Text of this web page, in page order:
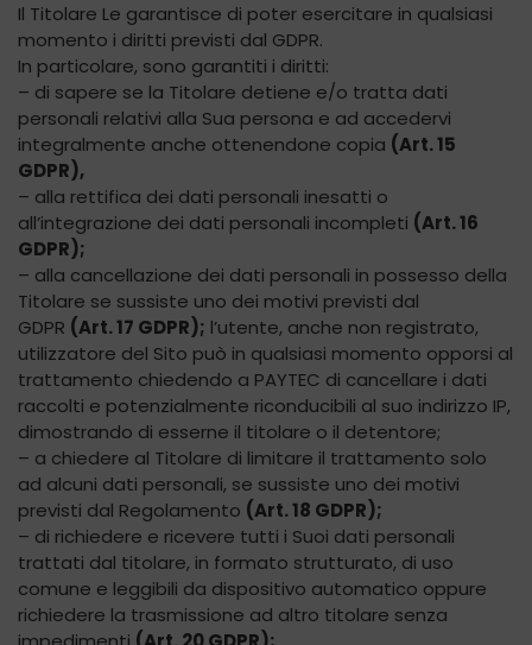
Il Titolare Le garantisce di poter esercitare in qualsiasi
momento i diritti previsti dal GDPR.
In particolare, sono garantiti i diritti:
– di sapere se la Titolare detiene e/o tratta dati
personali relativi alla Sua persona e ad accedervi
integralmente anche ottenendone copia (Art. 15
GDPR),
– alla rettifica dei dati personali inesatti o
all’integrazione dei dati personali incompleti (Art. 16
GDPR);
– alla cancellazione dei dati personali in possesso della
Titolare se sussiste uno dei motivi previsti dal
GDPR (Art. 17 GDPR); l’utente, anche non registrato,
utilizzatore del Sito può in qualsiasi momento opporsi al
trattamento chiedendo a PAYTEC di cancellare i dati
raccolti e potenzialmente riconducibili al suo indirizzo IP,
dimostrando di esserne il titolare o il detentore;
– a chiedere al Titolare di limitare il trattamento solo
ad alcuni dati personali, se sussiste uno dei motivi
previsti dal Regolamento (Art. 18 GDPR);
– di richiedere e ricevere tutti i Suoi dati personali
trattati dal titolare, in formato strutturato, di uso
comune e leggibili da dispositivo automatico oppure
richiedere la trasmissione ad altro titolare senza